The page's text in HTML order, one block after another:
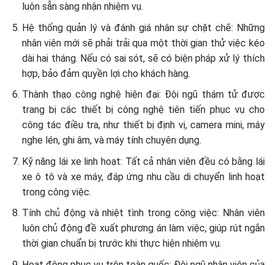
luôn sẵn sàng nhận nhiệm vụ.
Hệ thống quản lý và đánh giá nhân sự chặt chẽ: Những
nhân viên mới sẽ phải trải qua một thời gian thử việc kéo
dài hai tháng. Nếu có sai sót, sẽ có biện pháp xử lý thích
hợp, bảo đảm quyền lợi cho khách hàng.
Thành thạo công nghệ hiện đại: Đội ngũ thám tử được
trang bị các thiết bị công nghệ tiên tiến phục vụ cho
công tác điều tra, như thiết bị định vị, camera mini, máy
nghe lén, ghi âm, và máy tính chuyên dụng.
Kỹ năng lái xe linh hoạt: Tất cả nhân viên đều có bằng lái
xe ô tô và xe máy, đáp ứng nhu cầu di chuyển linh hoạt
trong công việc.
Tính chủ động và nhiệt tình trong công việc: Nhân viên
luôn chủ động đề xuất phương án làm việc, giúp rút ngắn
thời gian chuẩn bị trước khi thực hiện nhiệm vụ.